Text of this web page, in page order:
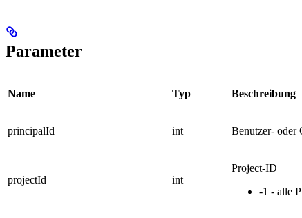
Parameter
Name Typ Beschreibung
principalId int Benutzer- oder
projectId int
Project-ID
-1 - alle